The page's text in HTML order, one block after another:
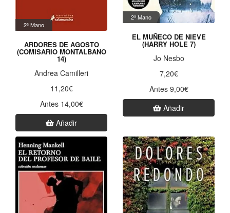
2ª Mano
ARDORES DE AGOSTO
(COMISARIO MONTALBANO
14)
Andrea Camilleri
11,20€
Antes 14,00€
Añadir
2ª Mano
EL MUÑECO DE NIEVE
(HARRY HOLE 7)
Jo Nesbo
7,20€
Antes 9,00€
Añadir